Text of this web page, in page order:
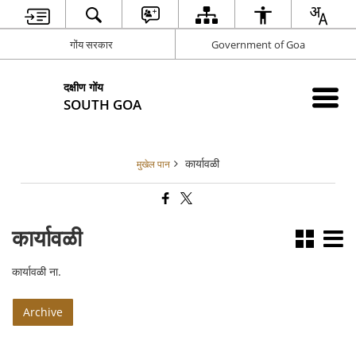
गोंय सरकार Government of Goa
दक्षीण गोंय
SOUTH GOA
मुखेल पान कार्यावळी
कार्यावळी
कार्यावळी ना.
Archive